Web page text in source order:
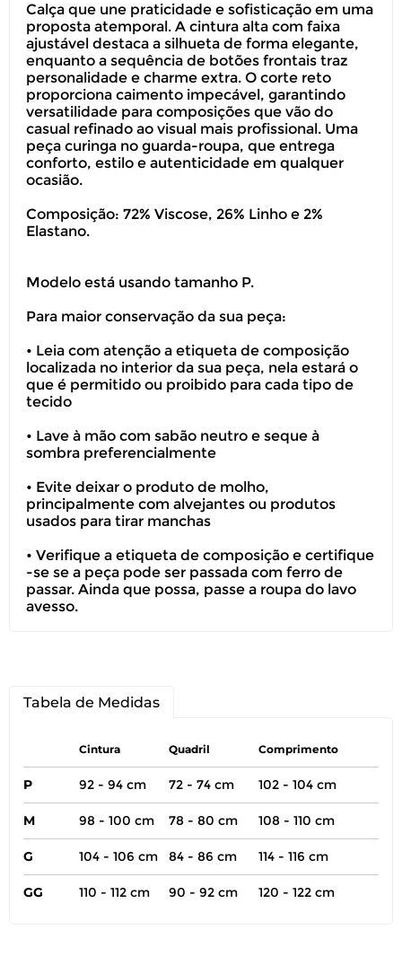
Calça que une praticidade e sofisticação em uma
proposta atemporal. A cintura alta com faixa
ajustável destaca a silhueta de forma elegante,
enquanto a sequência de botões frontais traz
personalidade e charme extra. O corte reto
proporciona caimento impecável, garantindo
versatilidade para composições que vão do
casual refinado ao visual mais profissional. Uma
peça curinga no guarda-roupa, que entrega
conforto, estilo e autenticidade em qualquer
ocasião.
Composição: 72% Viscose, 26% Linho e 2%
Elastano.
Modelo está usando tamanho P.
Para maior conservação da sua peça:
• Leia com atenção a etiqueta de composição
localizada no interior da sua peça, nela estará o
que é permitido ou proibido para cada tipo de
tecido
• Lave à mão com sabão neutro e seque à
sombra preferencialmente
• Evite deixar o produto de molho,
principalmente com alvejantes ou produtos
usados para tirar manchas
• Verifique a etiqueta de composição e certifique
-se se a peça pode ser passada com ferro de
passar. Ainda que possa, passe a roupa do lavo
avesso.
Tabela de Medidas
Cintura Quadril Comprimento
P 92 - 94 cm 72 - 74 cm 102 - 104 cm
M 98 - 100 cm 78 - 80 cm 108 - 110 cm
G 104 - 106 cm 84 - 86 cm 114 - 116 cm
GG 110 - 112 cm 90 - 92 cm 120 - 122 cm